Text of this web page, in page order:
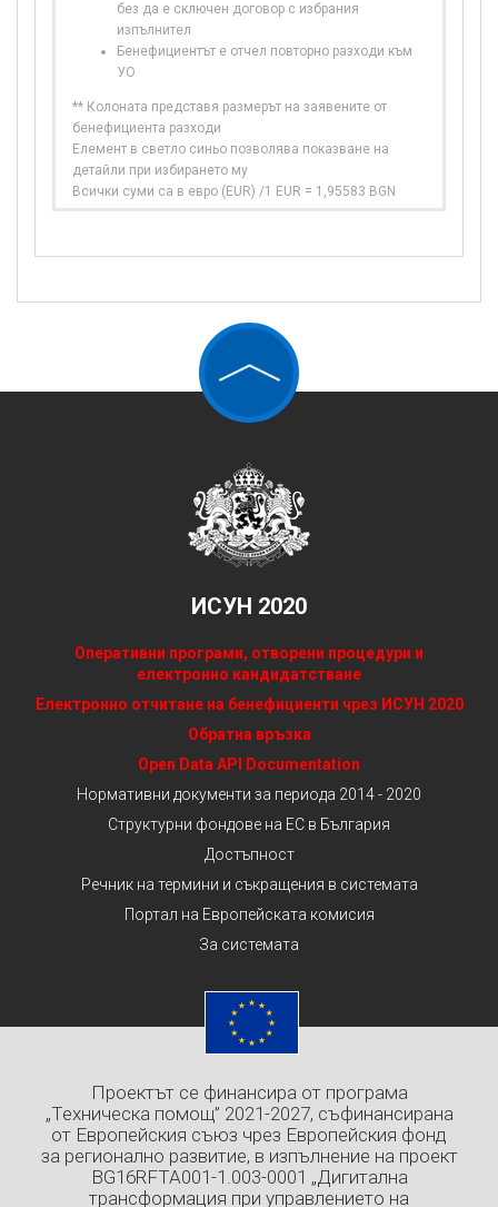
без да е сключен договор с избрания
изпълнител
Бенефициентът е отчел повторно разходи към
УО
** Колоната представя размерът на заявените от
бенефициента разходи
Елемент в светло синьо позволява показване на
детайли при избирането му
Всички суми са в евро (EUR) /1 EUR = 1,95583 BGN
ИСУН 2020
Оперативни програми, отворени процедури и
електронно кандидатстване
Електронно отчитане на бенефициенти чрез ИСУН 2020
Обратна връзка
Open Data API Documentation
Нормативни документи за периода 2014 - 2020
Структурни фондове на ЕС в България
Достъпност
Речник на термини и съкращения в системата
Портал на Европейската комисия
За системата
Проектът се финансира от програма
„Техническа помощ” 2021-2027, съфинансирана
от Европейския съюз чрез Европейския фонд
за регионално развитие, в изпълнение на проект
BG16RFTA001-1.003-0001 „Дигитална
трансформация при управлението на